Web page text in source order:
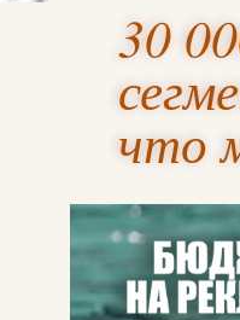
30
что